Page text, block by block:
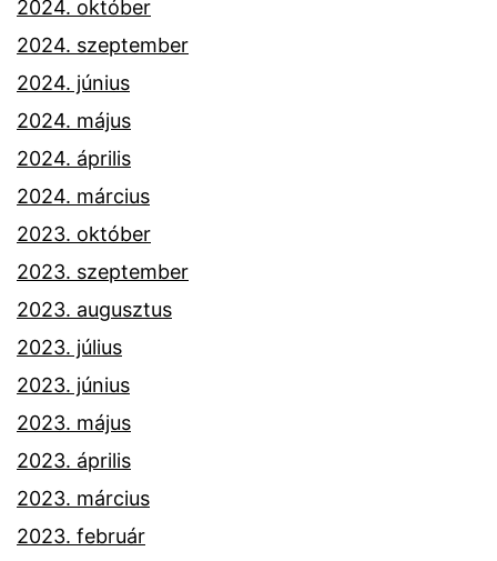
2024. október
2024. szeptember
2024. június
2024. május
2024. április
2024. március
2023. október
2023. szeptember
2023. augusztus
2023. július
2023. június
2023. május
2023. április
2023. március
2023. február